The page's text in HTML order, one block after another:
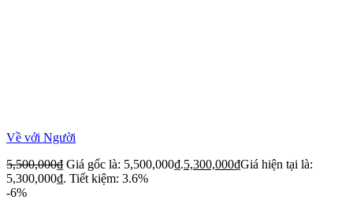
Về với Người
5,500,000₫ Giá gốc là: 5,500,000₫.5,300,000₫Giá hiện tại là:
5,300,000₫. Tiết kiệm: 3.6%
-6%